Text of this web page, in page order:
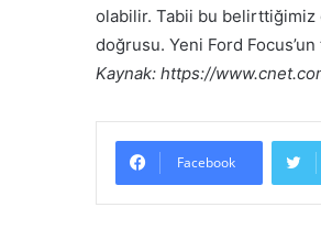
olabilir. Tabii bu belirttiğimiz
doğrusu. Yeni Ford Focus’un
Kaynak: https://
Facebook